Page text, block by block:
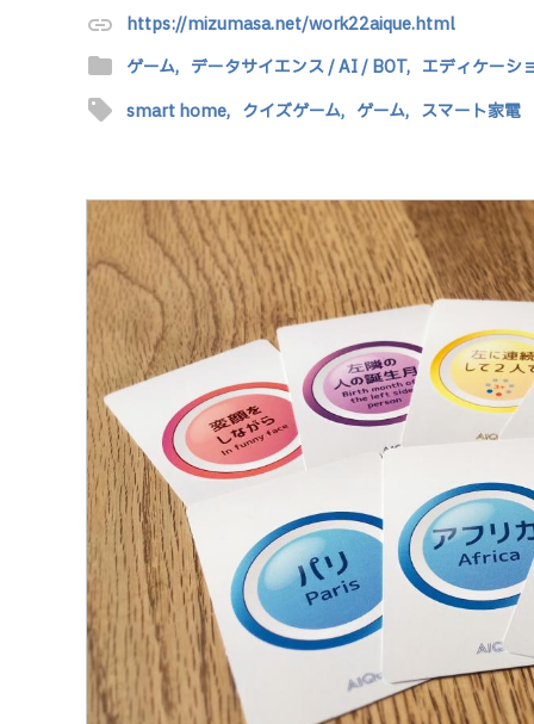
link https://mizumasa.net/work22aique.html
folder ゲーム, データサイエンス / AI / BOT, エディケーシ
sell smart home, クイズゲーム, ゲーム, スマート家電